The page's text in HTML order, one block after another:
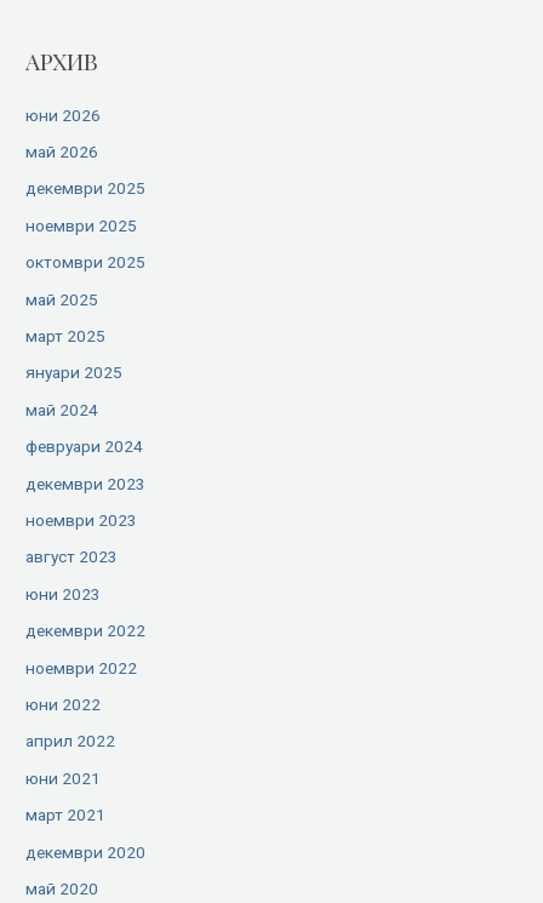
АРХИВ
юни 2026
май 2026
декември 2025
ноември 2025
октомври 2025
май 2025
март 2025
януари 2025
май 2024
февруари 2024
декември 2023
ноември 2023
август 2023
юни 2023
декември 2022
ноември 2022
юни 2022
април 2022
юни 2021
март 2021
декември 2020
май 2020